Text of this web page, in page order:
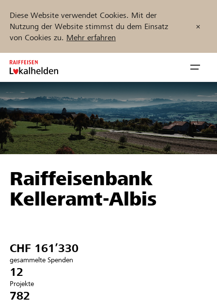
Diese Website verwendet Cookies. Mit der
Nutzung der Website stimmst du dem Einsatz
von Cookies zu. Mehr erfahren
Zum
Inhalt
springen
öffnen
Unterstützen
Hilfe & Support
Anmelden
Projekte und Organisationen finden
Jetzt starten
Raiffeisenbank
Kelleramt-Albis
CHF 161’330
gesammelte Spenden
12
Projekte
782